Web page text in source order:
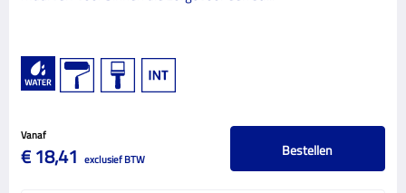
Vanaf
€ 18,41 exclusief BTW Bestellen